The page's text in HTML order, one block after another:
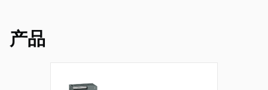
产品